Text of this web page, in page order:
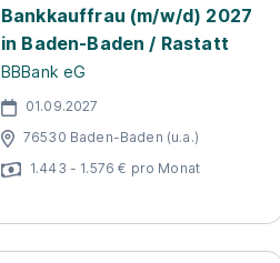
Bankkauffrau (m/w/d) 2027
in Baden-Baden / Rastatt
BBBank eG
01.09.2027
76530 Baden-Baden (u.a.)
1.443 - 1.576 € pro Monat